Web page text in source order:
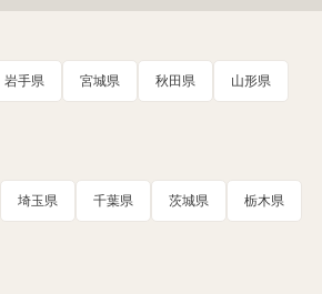
岩手県 宮城県 秋田県 山形県
埼玉県 千葉県 茨城県 栃木県